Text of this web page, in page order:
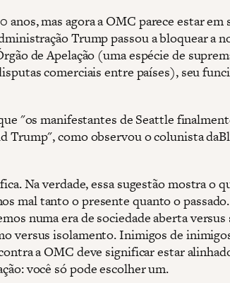
anos, mas agora a OMC parece estar
Trump passou a bloquear a
de Apelação (uma espécie de
comerciais entre países), seu
"os manifestantes de Seattle
Trump", como observou o colunista
Na verdade, essa sugestão mostra o
mal tanto o presente quanto o
numa era de sociedade aberta versus
versus isolamento. Inimigos de
a OMC deve significar estar
você só pode escolher um.